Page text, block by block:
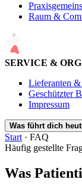
Raum &
SERVICE &
Lieferanten
Geschützter
Impressum
Was führt dich
Start · FAQ
Häufig gestellte
Was